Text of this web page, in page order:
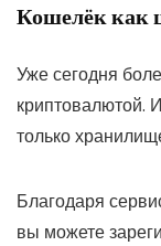
Кошелёк как
Уже сегодня
криптовалютой.
только
Благодаря
вы можете